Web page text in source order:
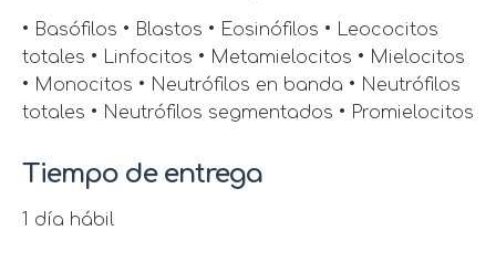
• Basófilos • Blastos • Eosinófilos • Leococitos
totales • Linfocitos • Metamielocitos • Mielocitos
• Monocitos • Neutrófilos en banda • Neutrófilos
totales • Neutrófilos segmentados • Promielocitos
Tiempo de entrega
1 día hábil